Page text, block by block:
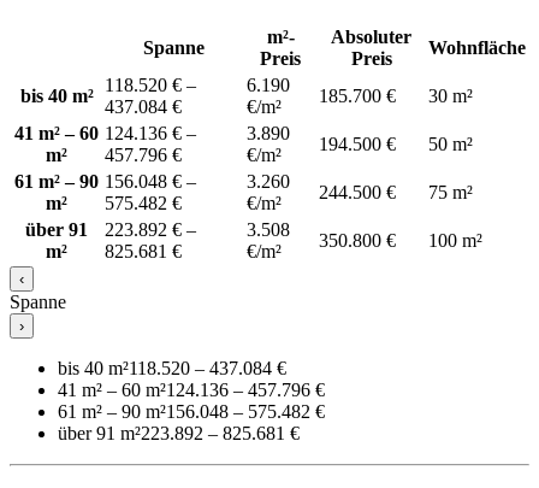
Spanne
m²-
Preis
Absoluter
Preis
Wohnfläche
bis 40 m²
118.520 € –
437.084 €
6.190
€/m²
185.700 €
30 m²
41 m² – 60
m²
124.136 € –
457.796 €
3.890
€/m²
194.500 €
50 m²
61 m² – 90
m²
156.048 € –
575.482 €
3.260
€/m²
244.500 €
75 m²
über 91
m²
223.892 € –
825.681 €
3.508
€/m²
350.800 € 100 m²
‹
Spanne
›
bis 40 m²118.520 – 437.084 €
41 m² – 60 m²124.136 – 457.796 €
61 m² – 90 m²156.048 – 575.482 €
über 91 m²223.892 – 825.681 €